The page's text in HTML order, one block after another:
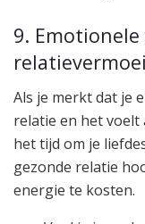
9.
Als je merkt dat je
relatie en het voelt
het tijd om je
gezonde relatie
energie te kosten.